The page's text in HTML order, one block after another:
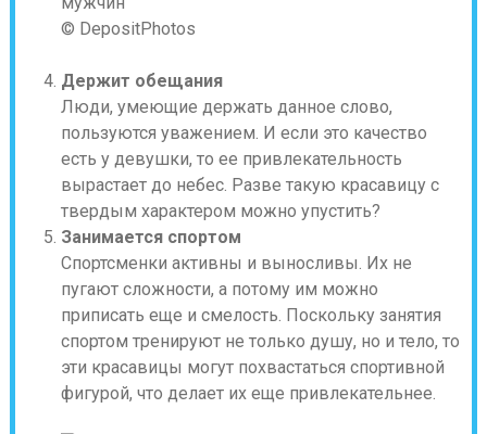
© DepositPhotos
Держит обещания
Люди, умеющие держать данное слово,
пользуются уважением. И если это качество
есть у девушки, то ее привлекательность
вырастает до небес. Разве такую красавицу с
твердым характером можно упустить?
Занимается спортом
Спортсменки активны и выносливы. Их не
пугают сложности, а потому им можно
приписать еще и смелость. Поскольку занятия
спортом тренируют не только душу, но и тело, то
эти красавицы могут похвастаться спортивной
фигурой, что делает их еще привлекательнее.